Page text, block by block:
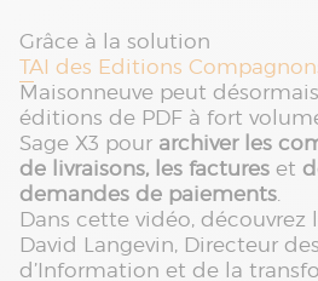
Grâce à la solution
TAI des Editions
Maisonneuve peut
éditions de PDF à fort
Sage X3 pour archiver les
de livraisons, les factures et
demandes de paiements.
Dans cette vidéo,
David Langevin, Directeur
d’Information et de la